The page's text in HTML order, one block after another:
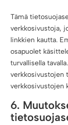
Tämä
verkkosivustoja,
linkkien kautta.
osapuolet
turvallisella
verkkosivustojen
verkkosivustojen
6.